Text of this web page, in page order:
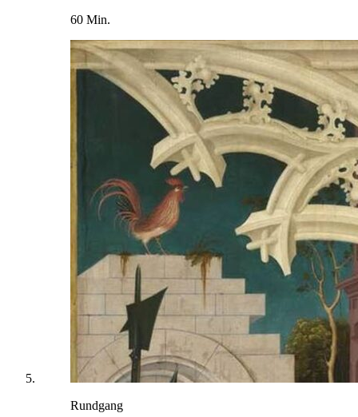
60 Min.
Rundgang